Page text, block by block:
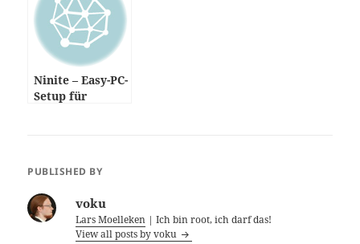
Ninite – Easy-PC-
Setup für
PUBLISHED BY
voku
Lars Moelleken | Ich bin root, ich darf das!
View all posts by voku